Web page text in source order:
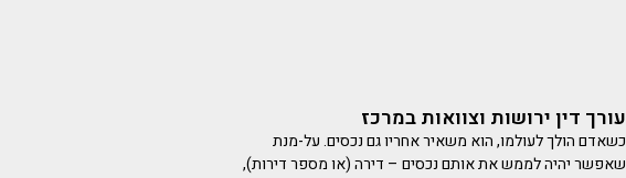
עורך דין ירושות וצוואות במרכז
כשאדם הולך לעולמו, הוא משאיר אחריו גם נכסים. על-מנת
שאפשר יהיה לממש את אותם נכסים – דירה (או מספר דירות),